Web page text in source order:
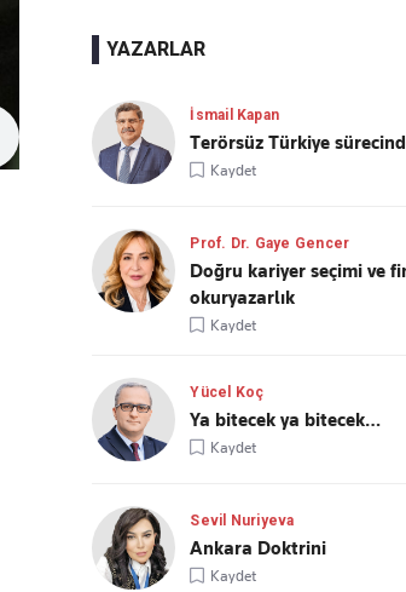
YAZARLAR
İsmail Kapan
Terörsüz Türkiye
Kaydet
Prof. Dr. Gaye Gencer
Doğru kariyer seçimi ve
okuryazarlık
Kaydet
Yücel Koç
Ya bitecek ya bitecek…
Kaydet
Sevil Nuriyeva
Ankara Doktrini
Kaydet